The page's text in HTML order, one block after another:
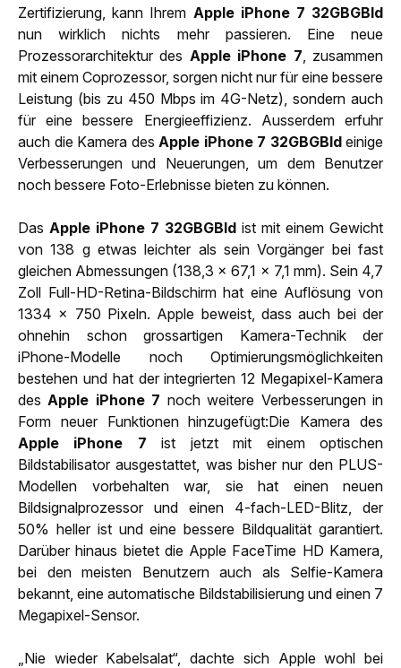
Zertifizierung, kann Ihrem Apple iPhone 7 32GBGBld
nun wirklich nichts mehr passieren. Eine neue
Prozessorarchitektur des Apple iPhone 7 , zusammen
mit einem Coprozessor, sorgen nicht nur für eine bessere
Leistung (bis zu 450 Mbps im 4G-Netz), sondern auch
für eine bessere Energieeffizienz. Ausserdem erfuhr
auch die Kamera des Apple iPhone 7 32GBGBldeinige
Verbesserungen und Neuerungen, um dem Benutzer
noch bessere Foto-Erlebnisse bieten zu können.
Das Apple iPhone 7 32GBGBld ist mit einem Gewicht
von 138 g etwas leichter als sein Vorgänger bei fast
gleichen Abmessungen (138,3 x 67,1 x 7,1 mm). Sein 4,7
Zoll Full-HD-Retina-Bildschirm hat eine Auflösung von
1334 x 750 Pixeln. Apple beweist, dass auch bei der
ohnehin schon grossartigen Kamera-Technik der
iPhone-Modelle noch Optimierungsmöglichkeiten
bestehen und hat der integrierten 12 Megapixel-Kamera
des Apple iPhone 7 noch weitere Verbesserungen in
Form neuer Funktionen hinzugefügt:Die Kamera des
Apple iPhone 7 ist jetzt mit einem optischen
Bildstabilisator ausgestattet, was bisher nur den PLUS-
Modellen vorbehalten war, sie hat einen neuen
Bildsignalprozessor und einen 4-fach-LED-Blitz, der
50% heller ist und eine bessere Bildqualität garantiert.
Darüber hinaus bietet die Apple FaceTime HD Kamera,
bei den meisten Benutzern auch als Selfie-Kamera
bekannt, eine automatische Bildstabilisierung und einen 7
Megapixel-Sensor.
„Nie wieder Kabelsalat“, dachte sich Apple wohl bei